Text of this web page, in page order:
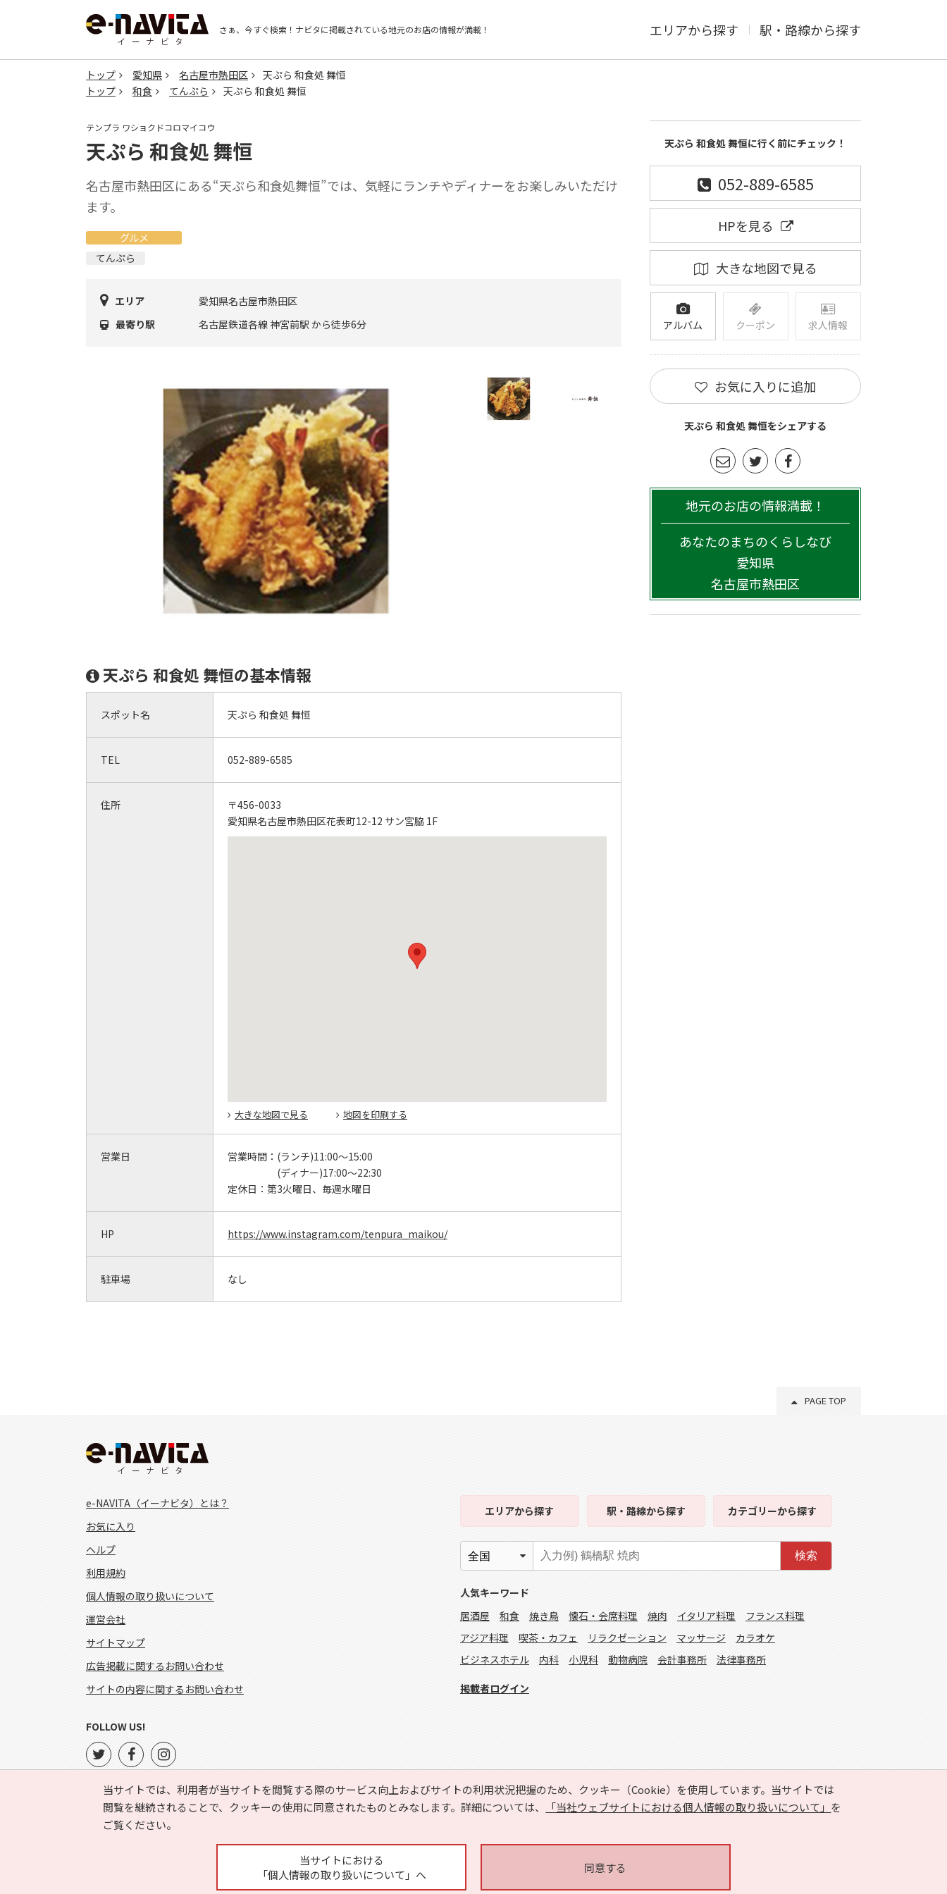
さぁ、今すぐ検索！ ナビタに掲載されている地元のお店の情報が満載！ エリアから探す 駅・路線から探す
トップ 愛知県 名古屋市熱田区
天ぷら 和食処 舞恒
トップ
和食 てんぷら 天ぷら 和食処 舞恒
テンプラ ワショクドコロマイコウ
天ぷら 和食処 舞恒
名古屋市熱田区にある“天ぷら和食処舞恒”では、気軽にランチやディナーをお楽しみいただけ
ます。
グルメ
てんぷら
エリア
愛知県名古屋市熱田区
最寄り駅
名古屋鉄道各線 神宮前駅 から徒歩6分
天ぷら 和食処 舞恒の基本情報
スポット名 天ぷら 和食処 舞恒
TEL 052-889-6585
住所
〒456-0033
愛知県名古屋市熱田区花表町12-12 サン宮脇 1F
大きな地図で見る 地図を印刷する
営業日 営業時間： (ランチ)11:00～15:00
(ディナー)17:00～22:30
定休日： 第3火曜日、毎週水曜日
HP https://www.instagram.com/tenpura_maikou/
駐車場 なし
天ぷら 和食処 舞恒に行く前にチェック！
052-889-6585
HPを見る
大きな地図で見る
アルバム クーポン 求人情報
お気に入りに追加
天ぷら 和食処 舞恒をシェアする
地元のお店の情報満載！
あなたのまちのくらしなび
愛知県
名古屋市熱田区
PAGE TOP
当サイトでは、利用者が当サイトを閲覧する際のサービス向上およびサイトの利用状況把握のため、クッキー（Cookie）を使用しています。当サイトでは
閲覧を継続されることで、クッキーの使用に同意されたものとみなします。詳細については、
「当社ウェブサイトにおける個人情報の取り扱いについて」 を
ご覧ください。
当サイトにおける
「個人情報の取り扱いについて」へ
同意する
e-NAVITA（イーナビタ）とは？
お気に入り
ヘルプ
利用規約
個人情報の取り扱いについて
運営会社
サイトマップ
広告掲載に関するお問い合わせ
サイトの内容に関するお問い合わせ
エリアから探す 駅・路線から探す カテゴリーから探す
検索
人気キーワード
居酒屋
和食 焼き鳥 懐石・会席料理 焼肉 イタリア料理
フランス料理
アジア料理
喫茶・カフェ リラクゼーション マッサージ
カラオケ
ビジネスホテル
内科 小児科 動物病院 会計事務所 法律事務所
掲載者ログイン
FOLLOW US!
Copyright © HYOJITO.Co.,Ltd. All Rights Reserved.